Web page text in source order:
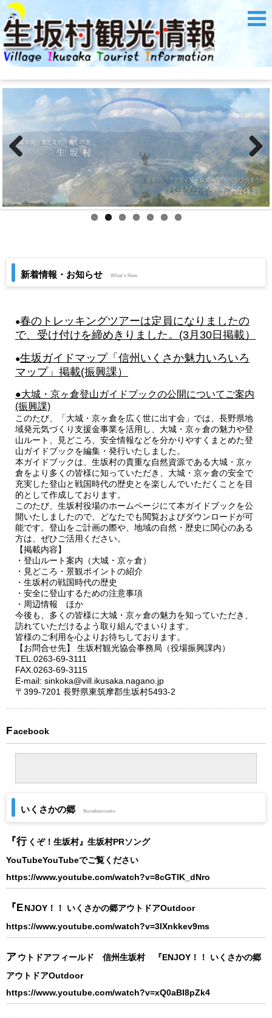
Previous Next
新着情報・お知らせ What's New
●春のトレッキングツアーは定員になりましたの
で、受け付けを締めきりました。(3月30日掲載）
●生坂ガイドマップ「信州いくさか魅力いろいろ
マップ」掲載(振興課）
●大城・京ヶ倉登山ガイドブックの公開についてご案内
(振興課)
このたび、「大城・京ヶ倉を広く世に出す会」では、長野県地
域発元気づくり支援金事業を活用し、大城・京ヶ倉の魅力や登
山ルート、見どころ、安全情報などを分かりやすくまとめた登
山ガイドブックを編集・発行いたしました。
本ガイドブックは、生坂村の貴重な自然資源である大城・京ヶ
倉をより多くの皆様に知っていただき、大城・京ヶ倉の安全で
充実した登山と戦国時代の歴史とを楽しんでいただくことを目
的として作成しております。
このたび、生坂村役場のホームページにて本ガイドブックを公
開いたしましたので、どなたでも閲覧およびダウンロードが可
能です。登山をご計画の際や、地域の自然・歴史に関心のある
方は、ぜひご活用ください。
【掲載内容】
・登山ルート案内（大城・京ヶ倉）
・見どころ・景観ポイントの紹介
・生坂村の戦国時代の歴史
・安全に登山するための注意事項
・周辺情報 ほか
今後も、多くの皆様に大城・京ヶ倉の魅力を知っていただき、
訪れていただけるよう取り組んでまいります。
皆様のご利用を心よりお待ちしております。
【お問合せ先】 生坂村観光協会事務局（役場振興課内）
TEL.0263-69-3111
FAX.0263-69-3115
E-mail: sinkoka@vill.ikusaka.nagano.jp
〒399-7201 長野県東筑摩郡生坂村5493-2
Facebook
いくさかの郷 Ikusakanosato
『行くぞ！生坂村』生坂村PRソング
YouTubeYouTubeでご覧ください
https://www.youtube.com/watch?v=8cGTlK_dNro
『ENJOY！！ いくさかの郷アウトドアOutdoor
https://www.youtube.com/watch?v=3lXnkkev9ms
アウトドアフィールド 信州生坂村 『ENJOY！！ いくさかの郷
アウトドアOutdoor
https://www.youtube.com/watch?v=xQ0aBI8pZk4